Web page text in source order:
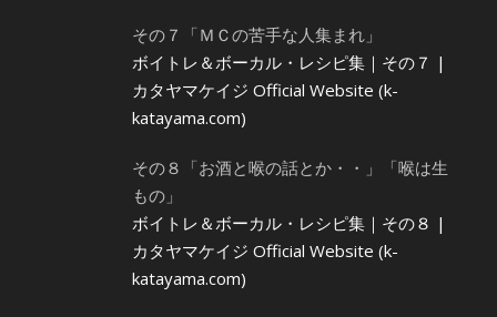
その７「ＭＣの苦手な人集まれ」
ボイトレ＆ボーカル・レシピ集｜その７ |
カタヤマケイジ Official Website (k-
katayama.com)
その８「お酒と喉の話とか・・」「喉は生
もの」
ボイトレ＆ボーカル・レシピ集｜その８ |
カタヤマケイジ Official Website (k-
katayama.com)